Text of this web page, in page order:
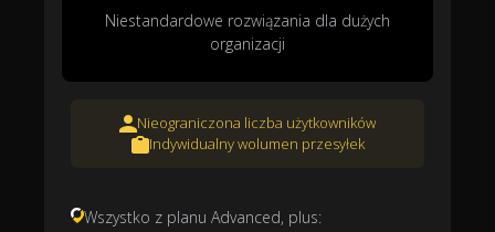
Niestandardowe rozwiązania dla dużych
organizacji
Nieograniczona liczba użytkowników
Indywidualny wolumen przesyłek
Wszystko z planu Advanced, plus: